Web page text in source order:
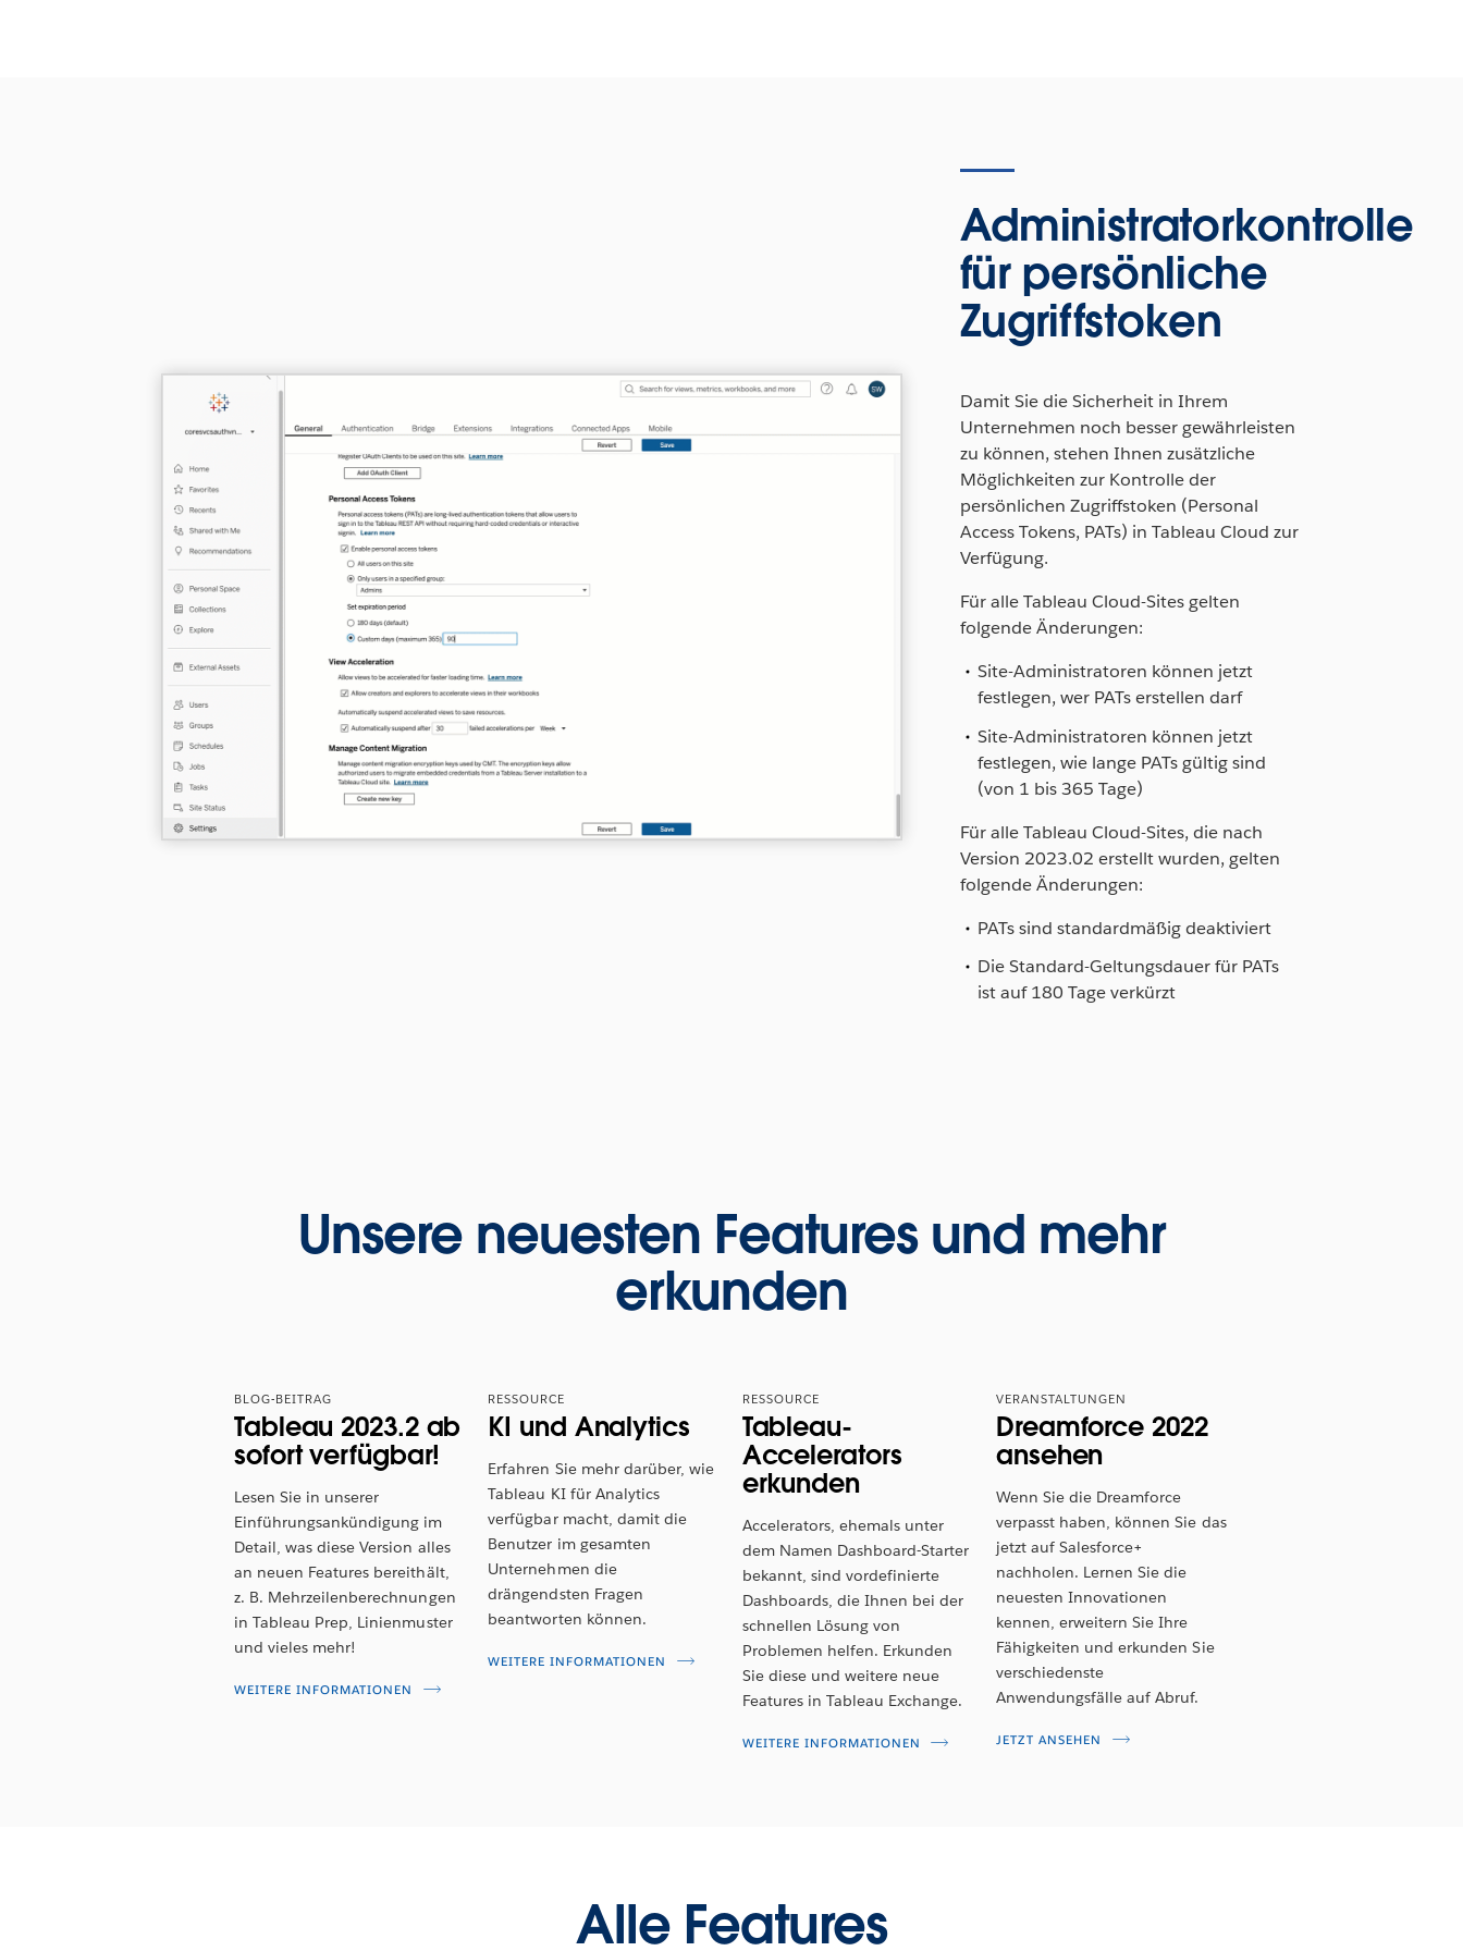
Administratorkontrolle
für persönliche
Zugriffstoken
Damit Sie die Sicherheit in Ihrem
Unternehmen noch besser gewährleisten
zu können, stehen Ihnen zusätzliche
Möglichkeiten zur Kontrolle der
persönlichen Zugriffstoken (Personal
Access Tokens, PATs) in Tableau Cloud zur
Verfügung.
Für alle Tableau Cloud-Sites gelten
folgende Änderungen:
Site-Administratoren können jetzt
festlegen, wer PATs erstellen darf
Site-Administratoren können jetzt
festlegen, wie lange PATs gültig sind
(von 1 bis 365 Tage)
Für alle Tableau Cloud-Sites, die nach
Version 2023.02 erstellt wurden, gelten
folgende Änderungen:
PATs sind standardmäßig deaktiviert
Die Standard-Geltungsdauer für PATs
ist auf 180 Tage verkürzt
Unsere neuesten Features und mehr
erkunden
BLOG-BEITRAG
Tableau 2023.2 ab
sofort verfügbar!
Lesen Sie in unserer
Einführungsankündigung im
Detail, was diese Version alles
an neuen Features bereithält,
z. B. Mehrzeilenberechnungen
in Tableau Prep, Linienmuster
und vieles mehr!
WEITERE INFORMATIONEN
RESSOURCE
KI und Analytics
Erfahren Sie mehr darüber, wie
Tableau KI für Analytics
verfügbar macht, damit die
Benutzer im gesamten
Unternehmen die
drängendsten Fragen
beantworten können.
WEITERE INFORMATIONEN
RESSOURCE
Tableau-
Accelerators
erkunden
Accelerators, ehemals unter
dem Namen Dashboard-Starter
bekannt, sind vordefinierte
Dashboards, die Ihnen bei der
schnellen Lösung von
Problemen helfen. Erkunden
Sie diese und weitere neue
Features in Tableau Exchange.
WEITERE INFORMATIONEN
VERANSTALTUNGEN
Dreamforce 2022
ansehen
Wenn Sie die Dreamforce
verpasst haben, können Sie das
jetzt auf Salesforce+
nachholen. Lernen Sie die
neuesten Innovationen
kennen, erweitern Sie Ihre
Fähigkeiten und erkunden Sie
verschiedenste
Anwendungsfälle auf Abruf.
JETZT ANSEHEN
Alle Features